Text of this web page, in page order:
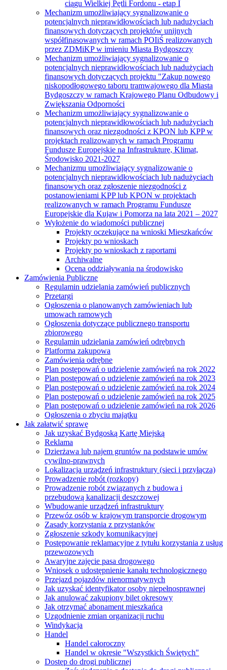
ciągu Wielkiej Pętli Fordonu - etap I
Mechanizm umożliwiający sygnalizowanie o
potencjalnych nieprawidłowościach lub nadużyciach
finansowych dotyczących projektów unijnych
współfinasowanych w ramach POIiŚ realizowanych
przez ZDMiKP w imieniu Miasta Bydgoszczy
Mechanizm umożliwiający sygnalizowanie o
potencjalnych nieprawidłowościach lub nadużyciach
finansowych dotyczących projektu "Zakup nowego
niskopodłogowego taboru tramwajowego dla Miasta
Bydgoszczy w ramach Krajowego Planu Odbudowy i
Zwiększania Odporności
Mechanizm umożliwiający sygnalizowanie o
potencjalnych nieprawidłowościach lub nadużyciach
finansowych oraz niezgodności z KPON lub KPP w
projektach realizowanych w ramach Programu
Fundusze Europejskie na Infrastrukturę, Klimat,
Środowisko 2021-2027
Mechanizmu umożliwiający sygnalizowanie o
potencjalnych nieprawidłowościach lub nadużyciach
finansowych oraz zgłoszenie niezgodności z
postanowieniami KPP lub KPON w projektach
realizowanych w ramach Programu Fundusze
Europejskie dla Kujaw i Pomorza na lata 2021 – 2027
Wyłożenie do wiadomości publicznej
Projekty oczekujące na wnioski Mieszkańców
Projekty po wnioskach
Projekty po wnioskach z raportami
Archiwalne
Ocena oddziaływania na środowisko
Zamówienia Publiczne
Regulamin udzielania zamówień publicznych
Przetargi
Ogłoszenia o planowanych zamówieniach lub
umowach ramowych
Ogłoszenia dotyczące publicznego transportu
zbiorowego
Regulamin udzielania zamówień odrębnych
Platforma zakupowa
Zamówienia odrębne
Plan postępowań o udzielenie zamówień na rok 2022
Plan postępowań o udzielenie zamówień na rok 2023
Plan postępowań o udzielenie zamówień na rok 2024
Plan postępowań o udzielenie zamówień na rok 2025
Plan postępowań o udzielenie zamówień na rok 2026
Ogłoszenia o zbyciu majątku
Jak załatwić sprawę
Jak uzyskać Bydgoską Kartę Miejską
Reklama
Dzierżawa lub najem gruntów na podstawie umów
cywilno-prawnych
Lokalizacja urządzeń infrastruktury (sieci i przyłącza)
Prowadzenie robót (rozkopy)
Prowadzenie robót związanych z budowa i
przebudową kanalizacji deszczowej
Wbudowanie urządzeń infrastruktury
Przewóz osób w krajowym transporcie drogowym
Zasady korzystania z przystanków
Zgłoszenie szkody komunikacyjnej
Postępowanie reklamacyjne z tytułu korzystania z usług
przewozowych
Awaryjne zajęcie pasa drogowego
Wniosek o udostępnienie kanału technologicznego
Przejazd pojazdów nienormatywnych
Jak uzyskać identyfikator osoby niepełnosprawnej
Jak anulować zakupiony bilet okresowy
Jak otrzymać abonament mieszkańca
Uzgodnienie zmian organizacji ruchu
Windykacja
Handel
Handel całoroczny
Handel w okresie "Wszystkich Świętych"
Dostęp do drogi publicznej